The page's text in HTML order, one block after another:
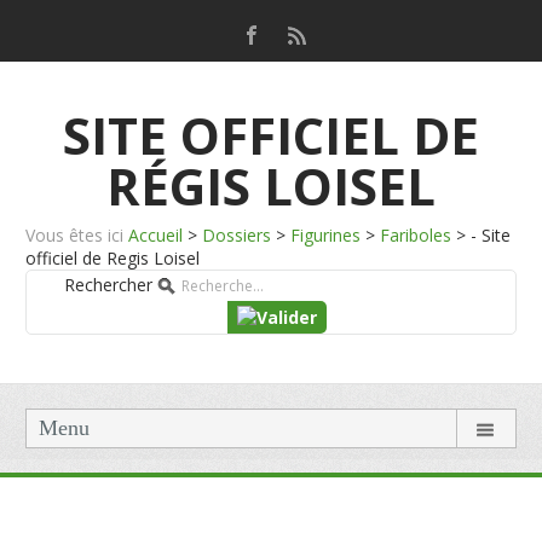
SITE OFFICIEL DE
RÉGIS LOISEL
Vous êtes ici Accueil > Dossiers > Figurines > Fariboles > - Site
officiel de Regis Loisel
Rechercher
Menu